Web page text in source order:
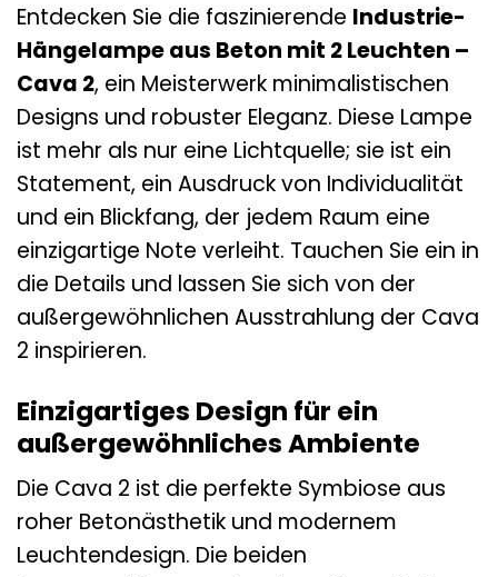
Entdecken Sie die faszinierende Industrie-
Hängelampe aus Beton mit 2 Leuchten –
Cava 2, ein Meisterwerk minimalistischen
Designs und robuster Eleganz. Diese Lampe
ist mehr als nur eine Lichtquelle; sie ist ein
Statement, ein Ausdruck von Individualität
und ein Blickfang, der jedem Raum eine
einzigartige Note verleiht. Tauchen Sie ein in
die Details und lassen Sie sich von der
außergewöhnlichen Ausstrahlung der Cava
2 inspirieren.
Einzigartiges Design für ein
außergewöhnliches Ambiente
Die Cava 2 ist die perfekte Symbiose aus
roher Betonästhetik und modernem
Leuchtendesign. Die beiden